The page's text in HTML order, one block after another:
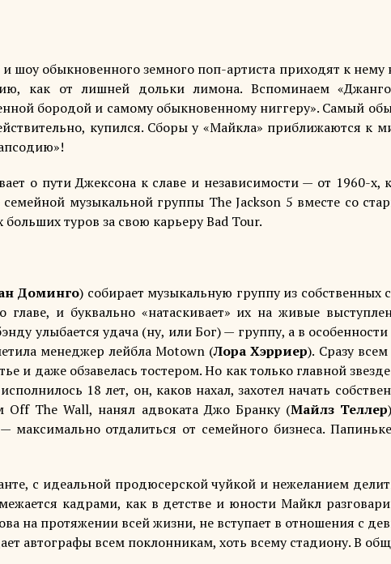
и шоу обыкновенного земного поп-артиста приходят к
как от лишней дольки лимона. Вспоминаем «Джанго
бородой и самому обыкновенному ниггеру». Самый
купился. Сборы у «Майкла» приближаются к
о пути Джексона к славе и независимости — от 1960-х,
семейной музыкальной группы The Jackson 5 вместе со
туров за свою карьеру Bad Tour.
Доминго) собирает музыкальную группу из
главе, и буквально «натаскивает» их на живые
улыбается удача (ну, или Бог) — группу, а в
менеджер лейбла Motown (Лора Хэрриер). Сразу
и даже обзавелась тостером. Но как только главной
18 лет, он, каков нахал, захотел начать
Off The Wall, нанял адвоката Джо Бранку (Майлз Теллер
максимально отдалиться от семейного бизнеса.
с идеальной продюсерской чуйкой и нежеланием
кадрами, как в детстве и юности Майкл
на протяжении всей жизни, не вступает в отношения с
автографы всем поклонникам, хоть всему стадиону. В